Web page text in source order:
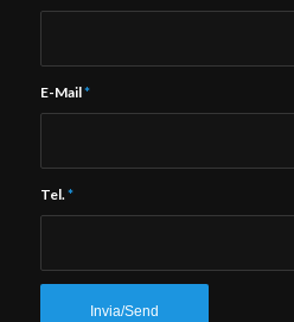
E-Mail*
Tel.*